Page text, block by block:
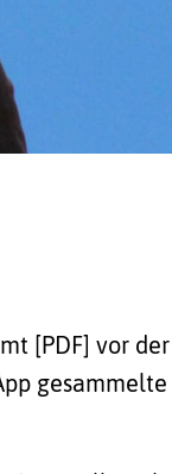
[PDF] vor